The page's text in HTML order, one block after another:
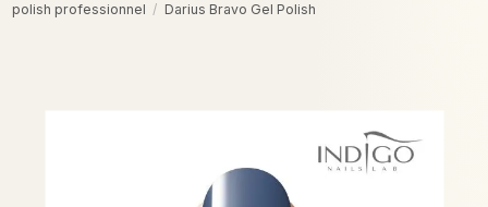
polish professionnel
Darius Bravo Gel Polish